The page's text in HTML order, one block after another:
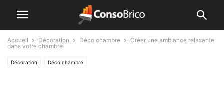
Accueil Décoration Déco chambre
Créer une ambiance relaxante
dans votre chambre
Décoration Déco chambre